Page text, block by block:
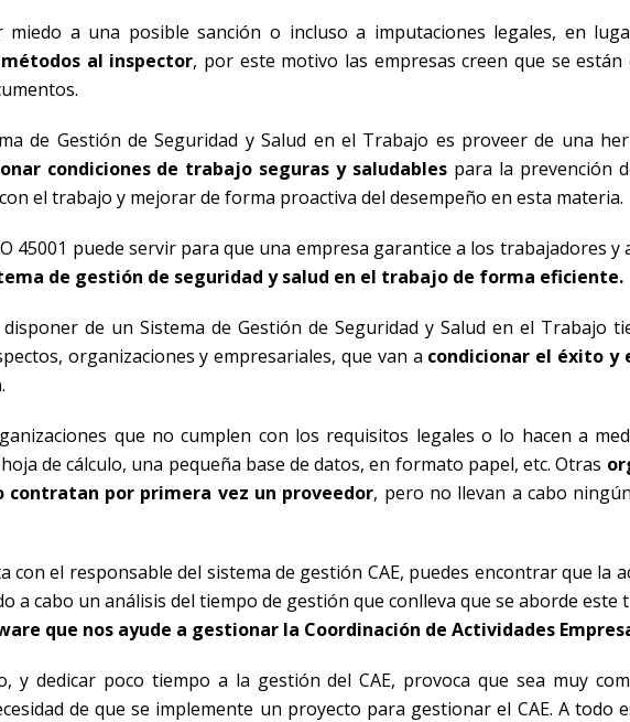
miedo a una posible sanción o incluso a imputaciones legales, en
al inspector, por este motivo las empresas creen que se están
de Gestión de Seguridad y Salud en el Trabajo es proveer de una
condiciones de trabajo seguras y saludables para la prevención
el trabajo y mejorar de forma proactiva del desempeño en esta materia.
45001 puede servir para que una empresa garantice a los trabajadores y
de gestión de seguridad y salud en el trabajo de forma eficiente.
de un Sistema de Gestión de Seguridad y Salud en el Trabajo
organizaciones y empresariales, que van a condicionar el éxito y
.
que no cumplen con los requisitos legales o lo hacen a
de cálculo, una pequeña base de datos, en formato papel, etc. Otras
contratan por primera vez un proveedor, pero no llevan a cabo
con el responsable del sistema de gestión CAE, puedes encontrar que la
a cabo un análisis del tiempo de gestión que conlleva que se aborde este
que nos ayude a gestionar la Coordinación de Actividades
y dedicar poco tiempo a la gestión del CAE, provoca que sea muy
de que se implemente un proyecto para gestionar el CAE. A todo